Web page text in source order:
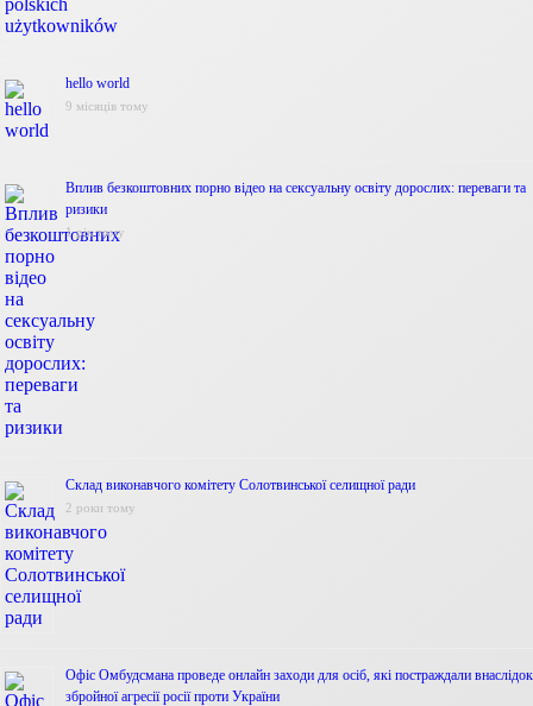
hello world
9 місяців тому
Вплив безкоштовних порно відео на сексуальну освіту дорослих: переваги та
ризики
1 рік тому
Склад виконавчого комітету Солотвинської селищної ради
2 роки тому
Офіс Омбудсмана проведе онлайн заходи для осіб, які постраждали внаслідок
збройної агресії росії проти України